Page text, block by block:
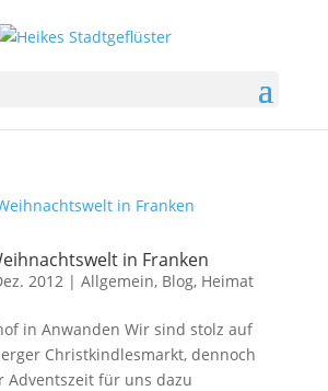
in Franken
2012 | Allgemein, Blog, Heimat
in Anwanden Wir sind stolz auf
Christkindlesmarkt, dennoch
Adventszeit für uns dazu